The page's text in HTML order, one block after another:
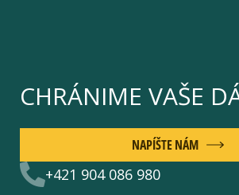
CHRÁNIME VAŠE
+421 904 086 980
NAPÍŠTE NÁM